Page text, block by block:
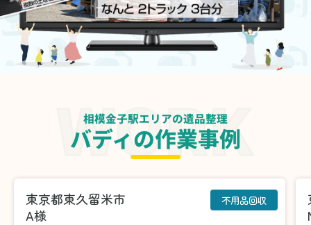
相模金子駅エリアの遺品整理
バディの作業事例
東京都東久留米市
A様
不用品回収